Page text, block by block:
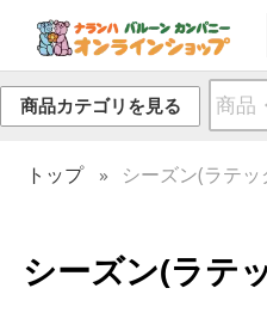
商品カテゴリを見る
トップ シーズン(ラテッ
シーズン(ラテ